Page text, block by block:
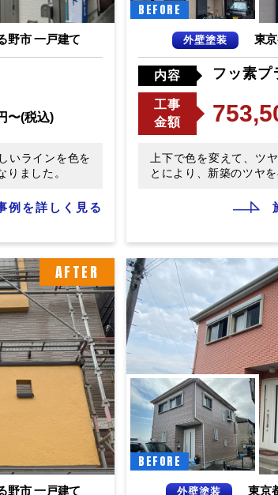
野市 一戸建て
〜(税込)
いラインを色を
りました。
例を詳しく見る
BEFORE
外壁塗装 東
内容 フッ素プ
工事
金額
上下で色を変えて、ツ
とにより、新築のツヤを
AFTER
野市 一戸建て
BEFORE
外壁塗装 東京